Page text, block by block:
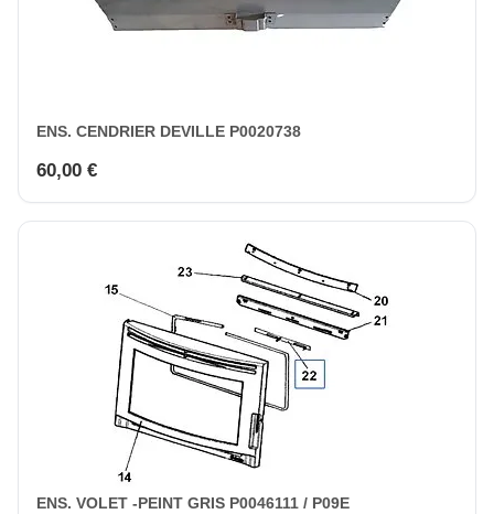
ENS. CENDRIER DEVILLE P0020738
60,00 €
ENS. VOLET -PEINT GRIS P0046111 / P09E